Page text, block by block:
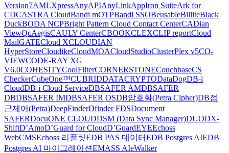
Version7AMLXpressAnyAPIAnyLinkAppIron SuiteArk for
CDCASTRA CloudBandi mOTPBandi SSOBeusableBilliteBlack
DuckBODA NCPBright Pattern Cloud Contact CenterCADian
ViewQcAegisCAULY CenterCBOOKCLEXCLIP reportCloud
MailGATECloud XCLOUDIAN
HyperStoreCloudikeCloudMOACloudStudioClusterPlex v5CO-
VIEWCODE-RAY XG
V6.0COHESITYCoolFilterCORNERSTONECouchbaseCS
CheckerCubeOne™CUBRIDDATACRYPTODataDogDB-i
CloudDB-i Cloud ServiceDBSAFER AMDBSAFER
DBDBSAFER IMDBSAFER OSDB암호화(Petra Cipher)DB접
근제어(Petra)DeepFinderDfinder FDSDocument
SAFERDocuONE CLOUDDSM (Data Sync Manager)DUODX-
ShiftD’AmoD’Guard for CloudD’GuardEYEEchoss
WebCMSEchoss 리플릿EDB PAS 데이터EDB Postgres AIEDB
Postgres AI 마이그레이션EMASS AIeWalker